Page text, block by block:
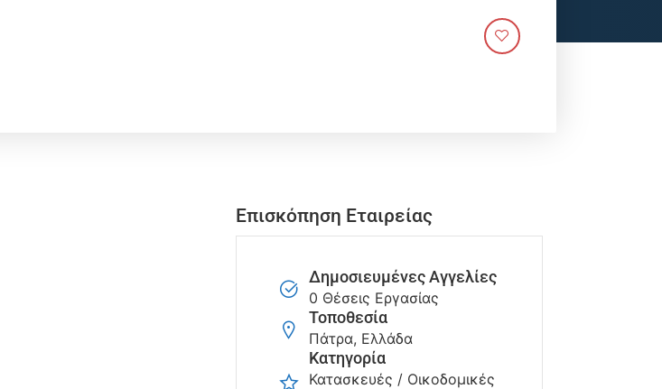
Επισκόπηση Εταιρείας
Δημοσιευμένες Αγγελίες
0 Θέσεις Εργασίας
Τοποθεσία
Πάτρα, Ελλάδα
Κατηγορία
Κατασκευές / Οικοδομικές